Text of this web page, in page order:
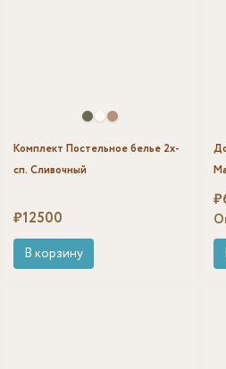
Комплект Постельное белье 2х-
сп. Сливочный
₽12500
В корзину
₽